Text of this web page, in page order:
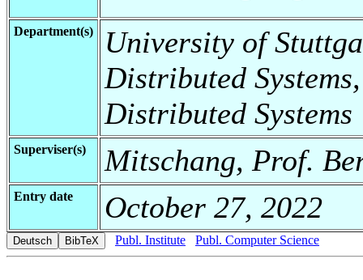
Department(s)
University of
Distributed
Distributed Systems
Superviser(s) Mitschang, Prof.
Entry date October 27, 2022
Publ. Institute Publ. Computer Science